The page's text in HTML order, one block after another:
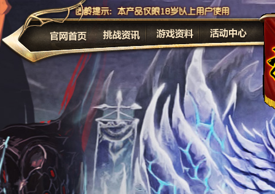
公告